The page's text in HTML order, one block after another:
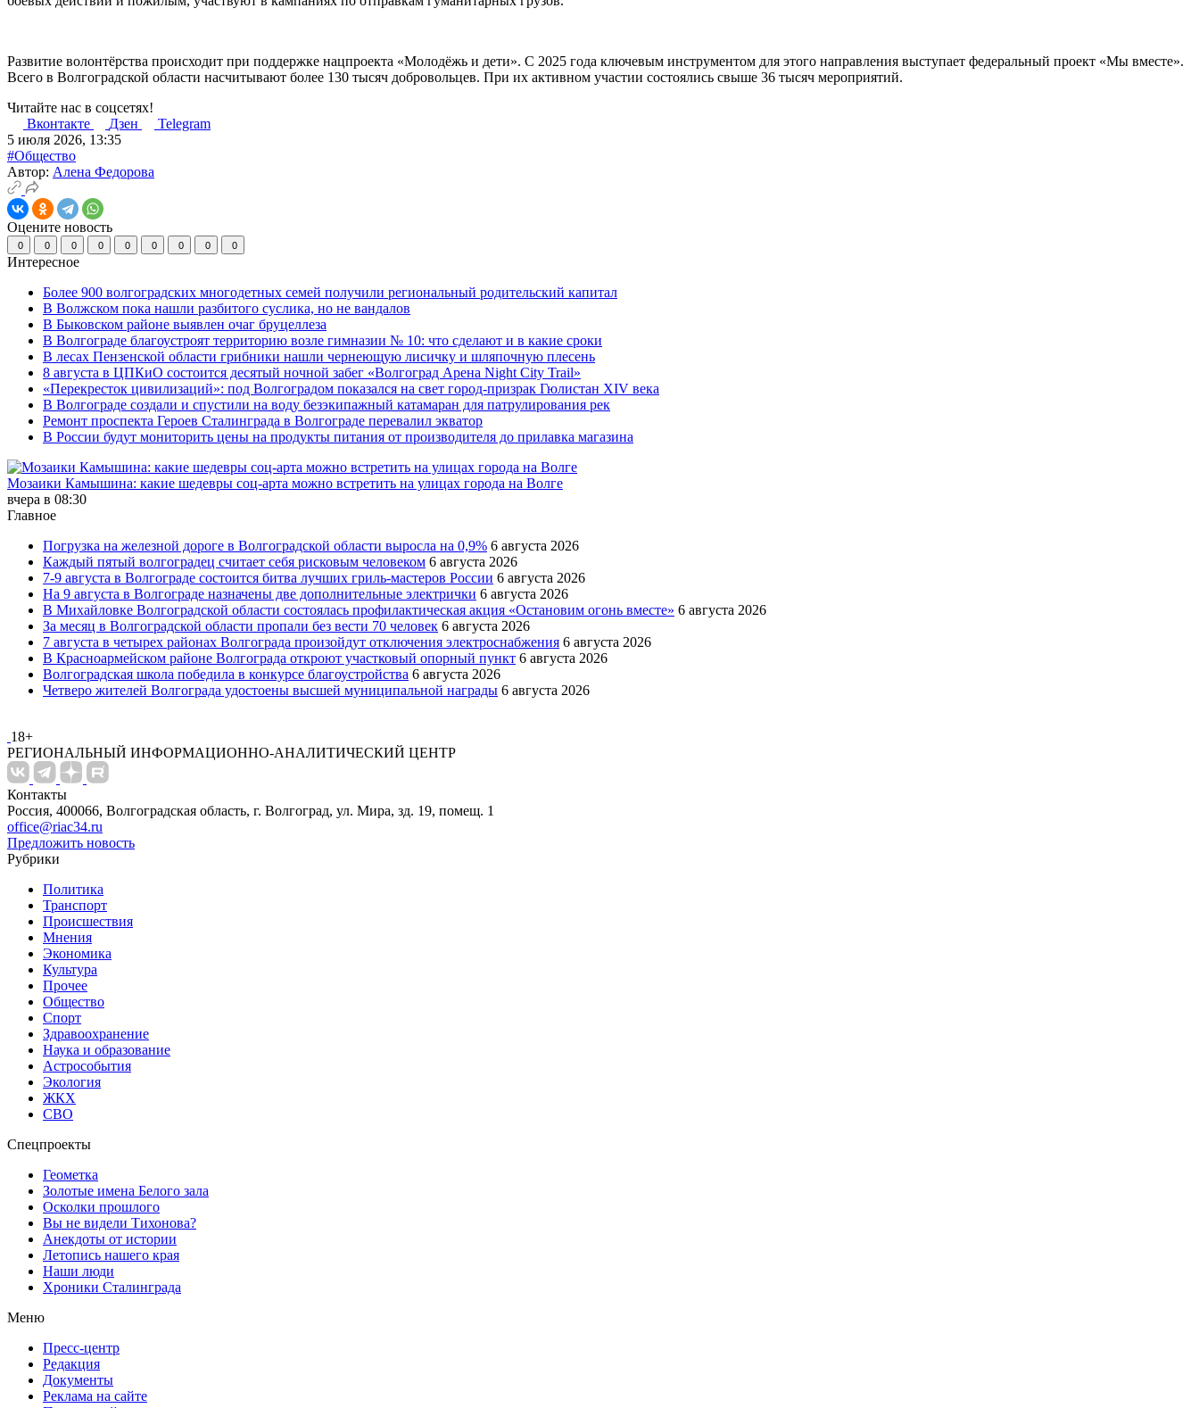
Развитие волонтёрства происходит при поддержке нацпроекта «Молодёжь и дети». С 2025 года ключевым инструментом для этого направления выступает федеральный проект «Мы вместе».
Всего в Волгоградской области насчитывают более 130 тысяч добровольцев. При их активном участии состоялись свыше 36 тысяч мероприятий.
Читайте нас в соцсетях!
Вконтакте
Дзен
Telegram
5 июля 2026, 13:35
#Общество
Автор: Алена Федорова
Оцените новость
0 0 0 0 0 0 0 0 0
Интересное
Более 900 волгоградских многодетных семей получили региональный родительский капитал
В Волжском пока нашли разбитого суслика, но не вандалов
В Быковском районе выявлен очаг бруцеллеза
В Волгограде благоустроят территорию возле гимназии № 10: что сделают и в какие сроки
В лесах Пензенской области грибники нашли чернеющую лисичку и шляпочную плесень
8 августа в ЦПКиО состоится десятый ночной забег «Волгоград Арена Night City Trail»
«Перекресток цивилизаций»: под Волгоградом показался на свет город-призрак Гюлистан XIV века
В Волгограде создали и спустили на воду безэкипажный катамаран для патрулирования рек
Ремонт проспекта Героев Сталинграда в Волгограде перевалил экватор
В России будут мониторить цены на продукты питания от производителя до прилавка магазина
Мозаики Камышина: какие шедевры соц-арта можно встретить на улицах города на Волге
вчера в 08:30
Главное
Погрузка на железной дороге в Волгоградской области выросла на 0,9% 6 августа 2026
Каждый пятый волгоградец считает себя рисковым человеком 6 августа 2026
7-9 августа в Волгограде состоится битва лучших гриль-мастеров России 6 августа 2026
На 9 августа в Волгограде назначены две дополнительные электрички 6 августа 2026
В Михайловке Волгоградской области состоялась профилактическая акция «Остановим огонь вместе» 6 августа 2026
За месяц в Волгоградской области пропали без вести 70 человек 6 августа 2026
7 августа в четырех районах Волгограда произойдут отключения электроснабжения 6 августа 2026
В Красноармейском районе Волгограда откроют участковый опорный пункт 6 августа 2026
Волгоградская школа победила в конкурсе благоустройства 6 августа 2026
Четверо жителей Волгограда удостоены высшей муниципальной награды 6 августа 2026
18+
РЕГИОНАЛЬНЫЙ ИНФОРМАЦИОННО-АНАЛИТИЧЕСКИЙ ЦЕНТР
Контакты
Россия, 400066, Волгоградская область, г. Волгоград, ул. Мира, зд. 19, помещ. 1
office@riac34.ru
Предложить новость
Рубрики
Политика
Транспорт
Происшествия
Мнения
Экономика
Культура
Прочее
Общество
Спорт
Здравоохранение
Наука и образование
Астрособытия
Экология
ЖКХ
СВО
Спецпроекты
Геометка
Золотые имена Белого зала
Осколки прошлого
Вы не видели Тихонова?
Анекдоты от истории
Летопись нашего края
Наши люди
Хроники Сталинграда
Меню
Пресс-центр
Редакция
Документы
Реклама на сайте